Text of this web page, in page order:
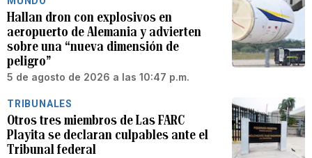
Hallan dron con explosivos en
aeropuerto de Alemania y advierten
sobre una “nueva dimensión de
peligro”
5 de agosto de 2026 a las 10:47 p.m.
TRIBUNALES
Otros tres miembros de Las FARC
Playita se declaran culpables ante el
Tribunal federal